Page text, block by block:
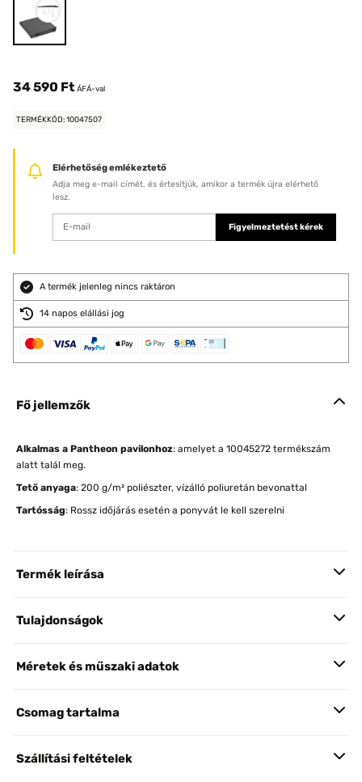
34 590 Ft ÁFÁ-val
TERMÉKKÓD: 10047507
Elérhetőség emlékeztető
Adja meg e-mail címét, és értesítjük, amikor a termék újra elérhető
lesz.
Figyelmeztetést kérek
A termék jelenleg nincs raktáron
14 napos elállási jog
Fő jellemzők
Alkalmas a Pantheon pavilonhoz: amelyet a 10045272 termékszám
alatt talál meg.
Tető anyaga: 200 g/m² poliészter, vízálló poliuretán bevonattal
Tartósság: Rossz időjárás esetén a ponyvát le kell szerelni
Termék leírása
Tulajdonságok
Méretek és műszaki adatok
Csomag tartalma
Szállítási feltételek